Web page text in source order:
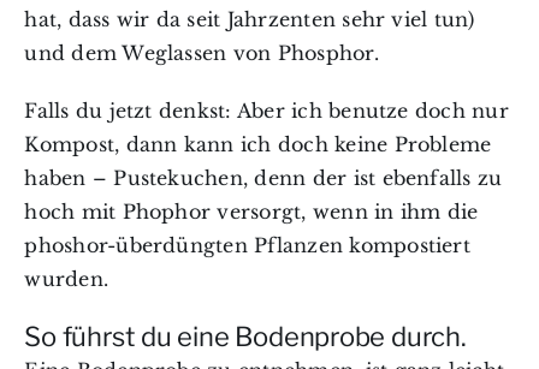
hat, dass wir da seit Jahrzenten sehr viel tun)
und dem Weglassen von Phosphor.
Falls du jetzt denkst: Aber ich benutze doch nur
Kompost, dann kann ich doch keine Probleme
haben – Pustekuchen, denn der ist ebenfalls zu
hoch mit Phophor versorgt, wenn in ihm die
phoshor-überdüngten Pflanzen kompostiert
wurden.
So führst du eine Bodenprobe durch.